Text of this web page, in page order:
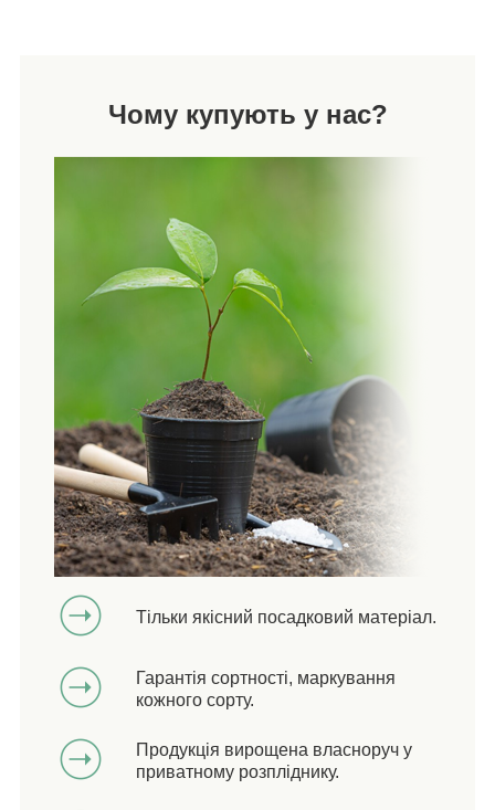
Чому купують у нас?
Тільки якісний посадковий матеріал.
Гарантія сортності, маркування
кожного сорту.
Продукція вирощена власноруч у
приватному розпліднику.